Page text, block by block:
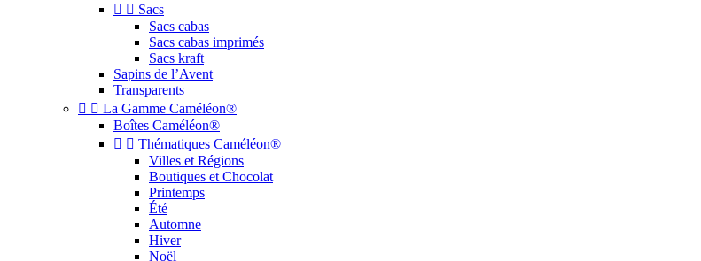
  Sacs
Sacs cabas
Sacs cabas imprimés
Sacs kraft
Sapins de l’Avent
Transparents
  La Gamme Caméléon®
Boîtes Caméléon®
  Thématiques Caméléon®
Villes et Régions
Boutiques et Chocolat
Printemps
Été
Automne
Hiver
Noël